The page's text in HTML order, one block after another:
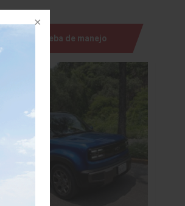
Prueba de manejo